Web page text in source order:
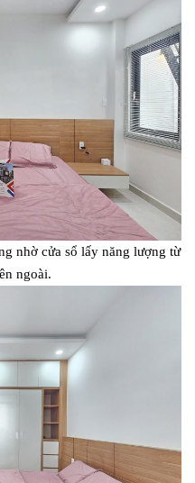
nhờ cửa sổ lấy năng lượng từ
ngoài.